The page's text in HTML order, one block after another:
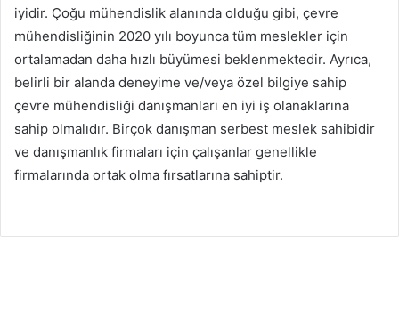
iyidir. Çoğu mühendislik alanında olduğu gibi, çevre
mühendisliğinin 2020 yılı boyunca tüm meslekler için
ortalamadan daha hızlı büyümesi beklenmektedir. Ayrıca,
belirli bir alanda deneyime ve/veya özel bilgiye sahip
çevre mühendisliği danışmanları en iyi iş olanaklarına
sahip olmalıdır. Birçok danışman serbest meslek sahibidir
ve danışmanlık firmaları için çalışanlar genellikle
firmalarında ortak olma fırsatlarına sahiptir.